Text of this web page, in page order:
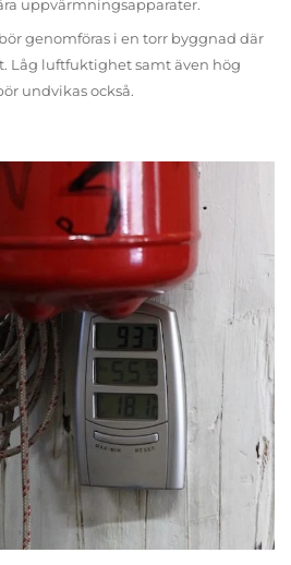
uppvärmningsapparater.
genomföras i en torr byggnad där
Låg luftfuktighet samt även hög
undvikas också.